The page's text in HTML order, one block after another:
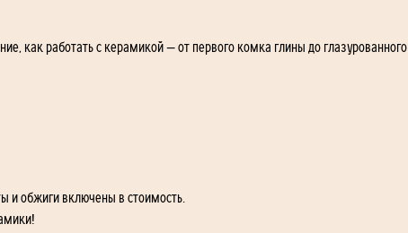
как работать с керамикой — от первого комка глины до глазурованного
и обжиги включены в стоимость.